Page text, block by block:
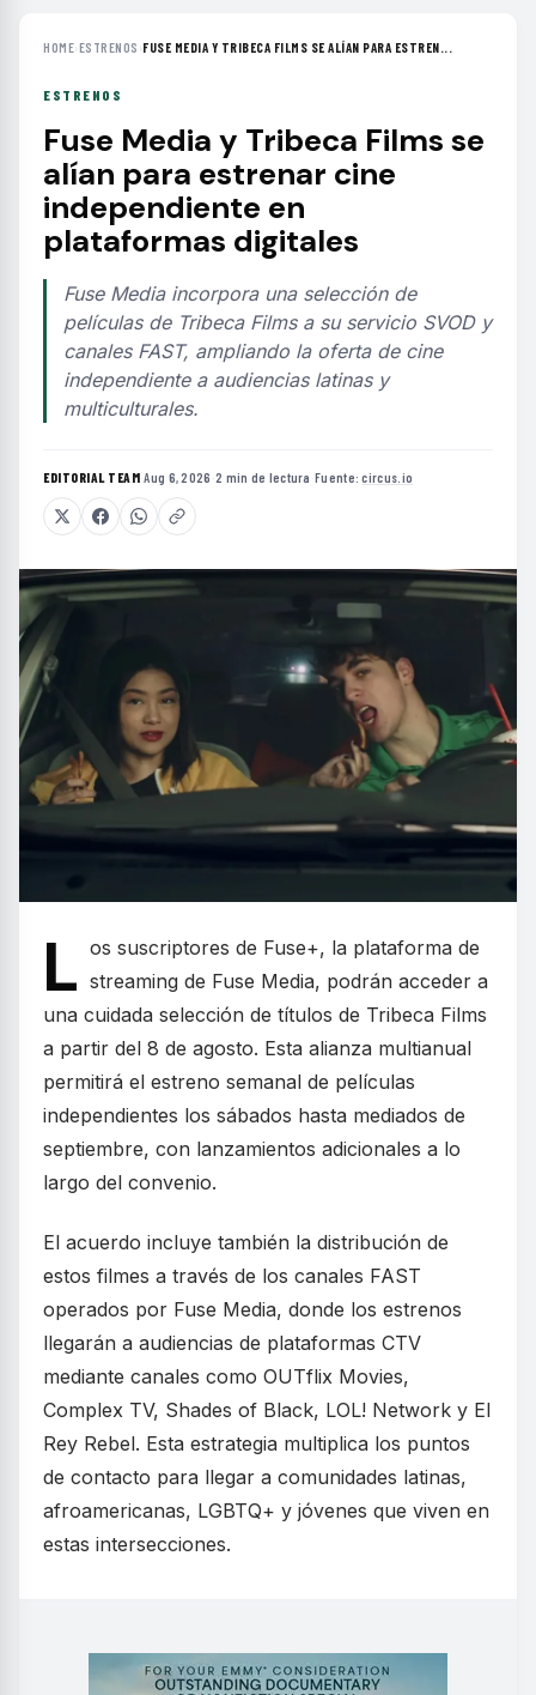
HOME›ESTRENOS ›FUSE MEDIA Y TRIBECA FILMS SE ALÍAN PARA ESTREN...
ESTRENOS
Fuse Media y Tribeca Films se
alían para estrenar cine
independiente en
plataformas digitales
Fuse Media incorpora una selección de
películas de Tribeca Films a su servicio SVOD y
canales FAST, ampliando la oferta de cine
independiente a audiencias latinas y
multiculturales.
EDITORIAL TEAM·Aug 6, 2026 ·2 min de lectura ·Fuente:circus.io
L os suscriptores de Fuse+, la plataforma de
streaming de Fuse Media, podrán acceder a
una cuidada selección de títulos de Tribeca Films
a partir del 8 de agosto. Esta alianza multianual
permitirá el estreno semanal de películas
independientes los sábados hasta mediados de
septiembre, con lanzamientos adicionales a lo
largo del convenio.
El acuerdo incluye también la distribución de
estos filmes a través de los canales FAST
operados por Fuse Media, donde los estrenos
llegarán a audiencias de plataformas CTV
mediante canales como OUTflix Movies,
Complex TV, Shades of Black, LOL! Network y El
Rey Rebel. Esta estrategia multiplica los puntos
de contacto para llegar a comunidades latinas,
afroamericanas, LGBTQ+ y jóvenes que viven en
estas intersecciones.